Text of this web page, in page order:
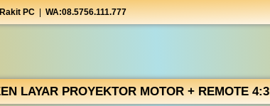
Rakit PC WA:08.5756.111.777
LAYAR PROYEKTOR MOTOR + REMOTE 4:3